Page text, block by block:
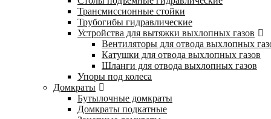
Трансмиссионные стойки
Трубогибы гидравлические
Устройства для вытяжки выхлопных газов
Вентиляторы для отвода выхлопных
Катушки для отвода выхлопных газов
Шланги для отвода выхлопных газов
Упоры под колеса
Домкраты
Бутылочные домкраты
Домкраты подкатные